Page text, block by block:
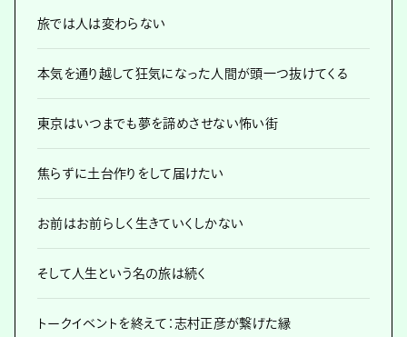
旅では人は変わらない
本気を通り越して狂気になった人間が頭一つ抜けてくる
東京はいつまでも夢を諦めさせない怖い街
焦らずに土台作りをして届けたい
お前はお前らしく生きていくしかない
そして人生という名の旅は続く
トークイベントを終えて：志村正彦が繋げた縁